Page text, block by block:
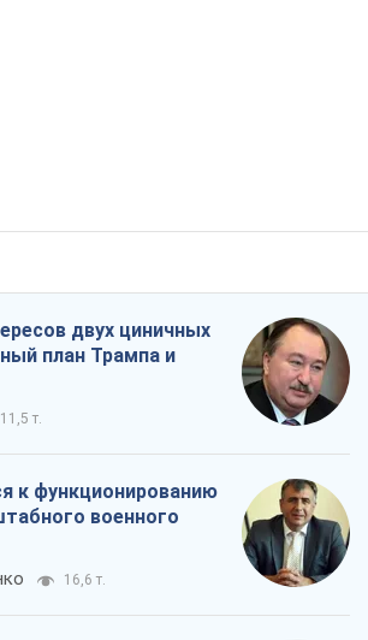
двух циничных
план Трампа и
11,5 т.
к функционированию
военного
16,6 т.